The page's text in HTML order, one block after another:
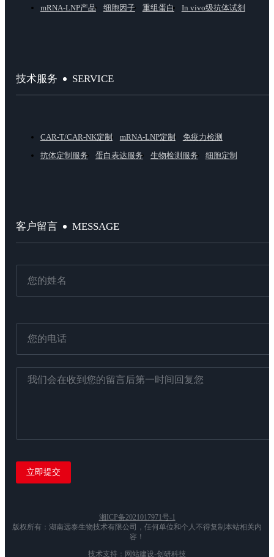
mRNA-LNP产品
细胞因子 重组蛋白 In vivo级抗体试剂
技术服务 SERVICE
CAR-T/CAR-NK定制 mRNA-LNP定制
免疫力检测
抗体定制服务
蛋白表达服务 生物检测服务 细胞定制
客户留言 MESSAGE
湘ICP备2021017971号-1
版权所有：湖南远泰生物技术有限公司，任何单位和个人不得复制本站相关内
容！
技术支持：网站建设-创研科技